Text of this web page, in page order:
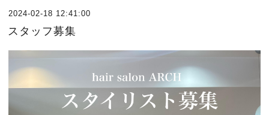
2024-02-18 12:41:00
スタッフ募集